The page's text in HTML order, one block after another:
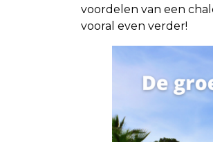
voordelen van een
vooral even verder!